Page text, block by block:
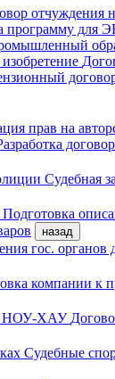
отчуждения
программу для
прав на
Судебная
Подготовка
назад
гос.
компании к
НОУ-ХАУ
Судебные